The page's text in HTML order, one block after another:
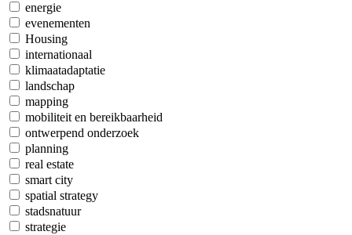
energie
evenementen
Housing
internationaal
klimaatadaptatie
landschap
mapping
mobiliteit en bereikbaarheid
ontwerpend onderzoek
planning
real estate
smart city
spatial strategy
stadsnatuur
strategie